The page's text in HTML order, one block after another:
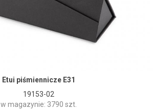
Etui piśmiennicze E31
19153-02
w magazynie: 3790 szt.